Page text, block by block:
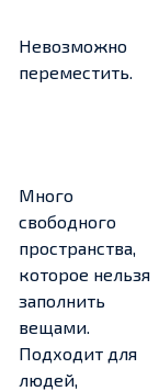
Невозможно
переместить.
Много
свободного
пространства,
которое нельзя
заполнить
вещами.
Подходит для
людей,